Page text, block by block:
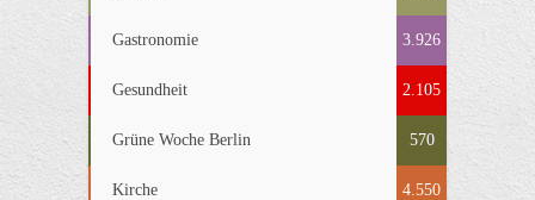
Gastronomie 3.926
Gesundheit 2.105
Grüne Woche Berlin 570
Kirche 4.550